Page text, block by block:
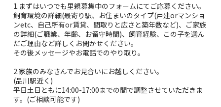
1.まずはいつでも里親募集中のフォームにてご応募ください。
飼育環境の詳細(最寄り駅、お住まいのタイプ(戸建orマンショ
ンetc、自己所有or賃貸、間取りと広さと築年数など)、ご家族
の詳細(ご職業、年齢、お留守時間)、飼育経験、この子を選ん
だご理由など詳しくお聞かせください。
その後メッセージやお電話でのやり取り。
2.家族のみなさんでお見合いにお越しください。
(品川駅近く)
平日土日ともに14:00-17:00までの間で調整させていただきま
す。(ご相談可能です)